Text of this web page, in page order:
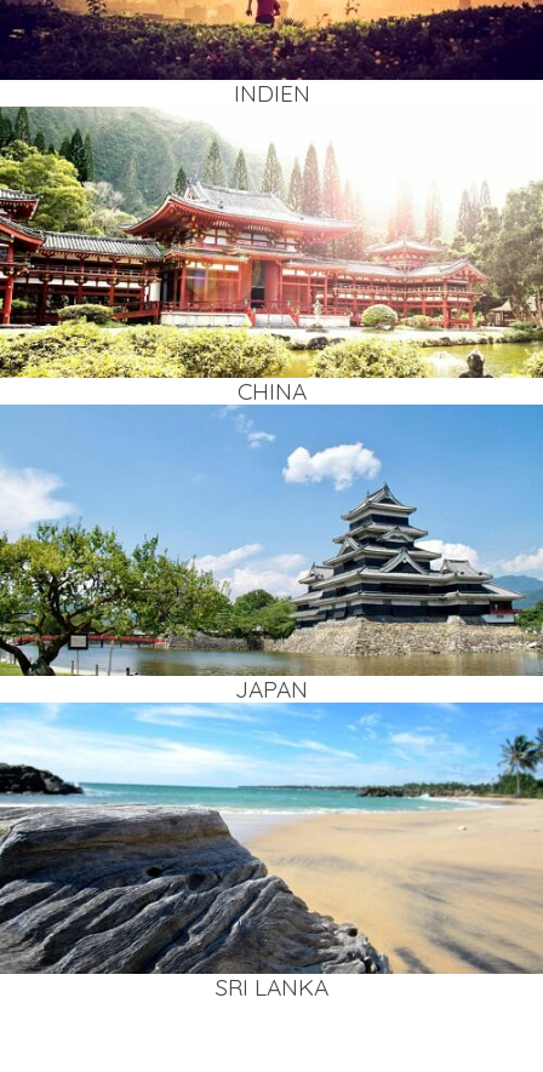
INDI­EN
CHI­NA
JAPAN
SRI LAN­KA